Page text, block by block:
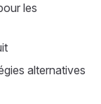
les
alternatives